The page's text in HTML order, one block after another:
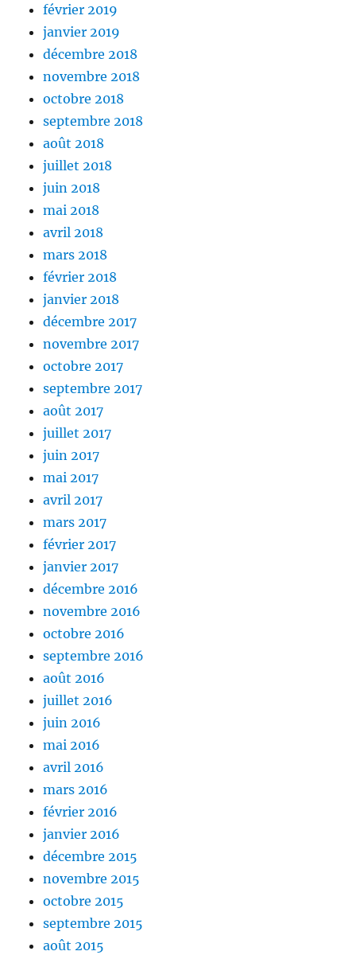
février 2019
janvier 2019
décembre 2018
novembre 2018
octobre 2018
septembre 2018
août 2018
juillet 2018
juin 2018
mai 2018
avril 2018
mars 2018
février 2018
janvier 2018
décembre 2017
novembre 2017
octobre 2017
septembre 2017
août 2017
juillet 2017
juin 2017
mai 2017
avril 2017
mars 2017
février 2017
janvier 2017
décembre 2016
novembre 2016
octobre 2016
septembre 2016
août 2016
juillet 2016
juin 2016
mai 2016
avril 2016
mars 2016
février 2016
janvier 2016
décembre 2015
novembre 2015
octobre 2015
septembre 2015
août 2015